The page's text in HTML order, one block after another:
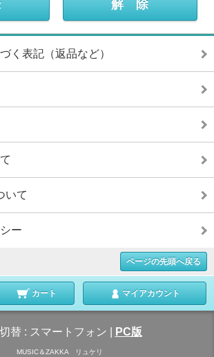
く表記（返品など）
いて
ー
ページの先頭へ戻る
カート マイアカウント
替 : スマートフォン PC版
MUSIC＆ZAKKA リュケリ